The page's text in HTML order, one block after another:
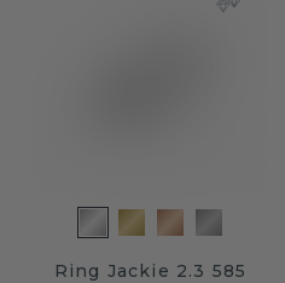
Ring Jackie 2.3 585